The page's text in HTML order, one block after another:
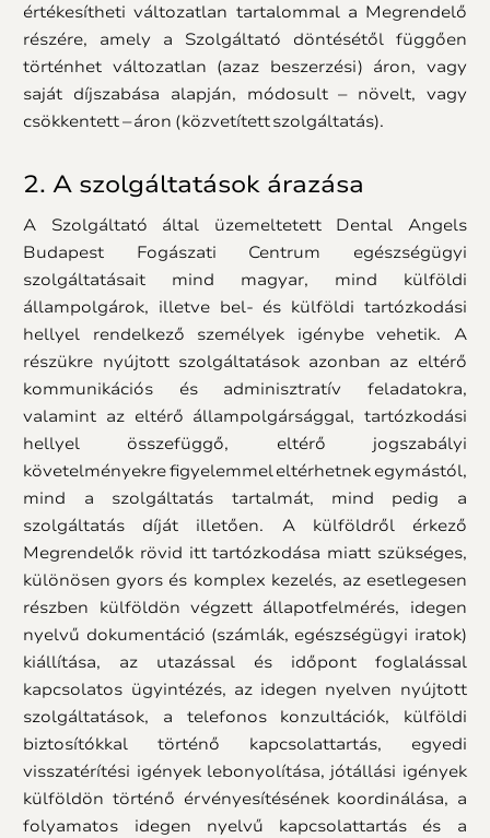
értékesítheti változatlan tartalommal a Megrendelő
részére, amely a Szolgáltató döntésétől függően
történhet változatlan (azaz beszerzési) áron, vagy
saját díjszabása alapján, módosult – növelt, vagy
csökkentett – áron (közvetített szolgáltatás).
2. A szolgáltatások árazása
A Szolgáltató által üzemeltetett Dental Angels
Budapest Fogászati Centrum egészségügyi
szolgáltatásait mind magyar, mind külföldi
állampolgárok, illetve bel- és külföldi tartózkodási
hellyel rendelkező személyek igénybe vehetik. A
részükre nyújtott szolgáltatások azonban az eltérő
kommunikációs és adminisztratív feladatokra,
valamint az eltérő állampolgársággal, tartózkodási
hellyel összefüggő, eltérő jogszabályi
követelményekre figyelemmel eltérhetnek egymástól,
mind a szolgáltatás tartalmát, mind pedig a
szolgáltatás díját illetően. A külföldről érkező
Megrendelők rövid itt tartózkodása miatt szükséges,
különösen gyors és komplex kezelés, az esetlegesen
részben külföldön végzett állapotfelmérés, idegen
nyelvű dokumentáció (számlák, egészségügyi iratok)
kiállítása, az utazással és időpont foglalással
kapcsolatos ügyintézés, az idegen nyelven nyújtott
szolgáltatások, a telefonos konzultációk, külföldi
biztosítókkal történő kapcsolattartás, egyedi
visszatérítési igények lebonyolítása, jótállási igények
külföldön történő érvényesítésének koordinálása, a
folyamatos idegen nyelvű kapcsolattartás és a